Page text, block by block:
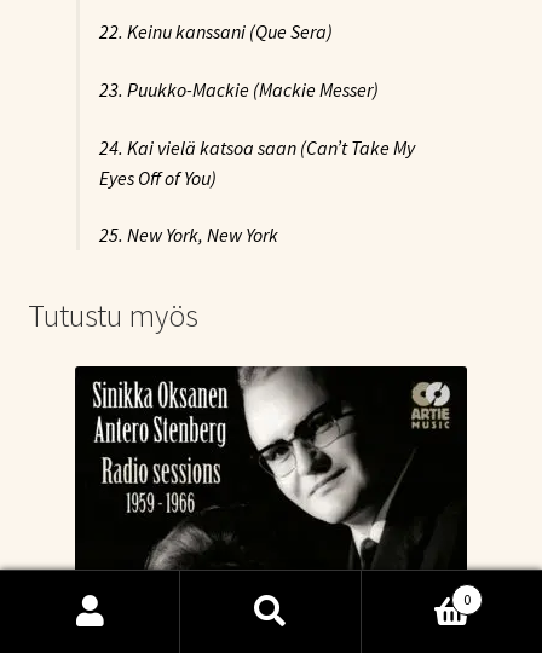
22. Keinu kanssani (Que Sera)
23. Puukko-Mackie (Mackie Messer)
24. Kai vielä katsoa saan (Can’t Take My
Eyes Off of You)
25. New York, New York
Tutustu myös
0